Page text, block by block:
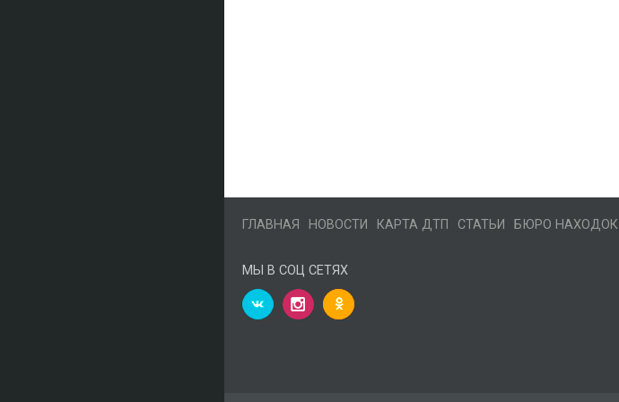
ГЛАВНАЯ НОВОСТИ КАРТА ДТП СТАТЬИ БЮРО НАХОДОК
МЫ В СОЦ СЕТЯХ